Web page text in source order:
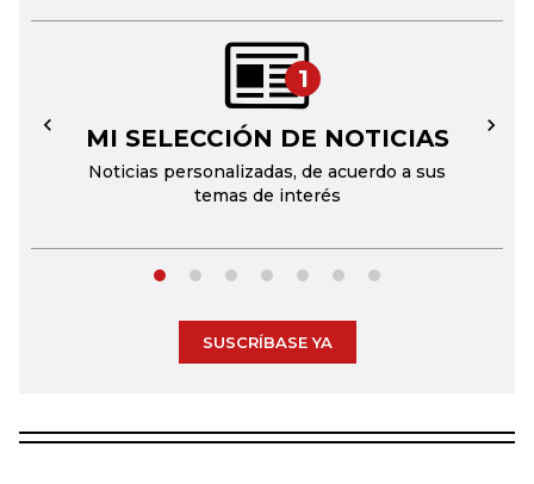
1
MI SELECCIÓN DE NOTICIAS
Noticias personalizadas, de acuerdo a sus
temas de interés
← →
SUSCRÍBASE YA